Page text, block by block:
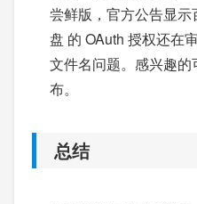
尝鲜版，官方公告显
盘 的 OAuth 授权还在
文件名问题。感兴趣
布。
总结